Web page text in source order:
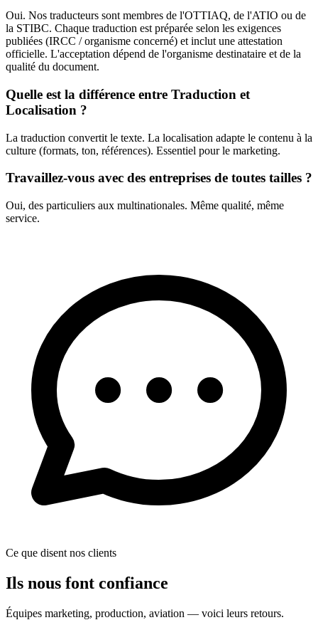
Oui. Nos traducteurs sont membres de l'OTTIAQ, de l'ATIO ou de
la STIBC. Chaque traduction est préparée selon les exigences
publiées (IRCC / organisme concerné) et inclut une attestation
officielle. L'acceptation dépend de l'organisme destinataire et de la
qualité du document.
Quelle est la différence entre Traduction et
Localisation ?
La traduction convertit le texte. La localisation adapte le contenu à la
culture (formats, ton, références). Essentiel pour le marketing.
Travaillez-vous avec des entreprises de toutes tailles ?
Oui, des particuliers aux multinationales. Même qualité, même
service.
Ce que disent nos clients
Ils nous font confiance
Équipes marketing, production, aviation — voici leurs retours.